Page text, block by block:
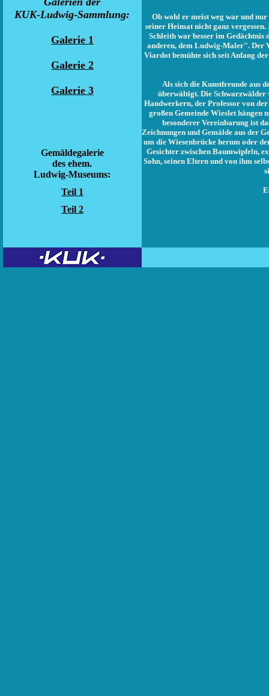
KUK-Ludwig-Sammlung:
Galerie 1
Galerie 2
Galerie 3
Gemäldegalerie
des ehem.
Ludwig-Museums:
Teil 1
Teil 2
Ob wohl er meist weg war und
seiner Heimat nicht ganz
Schleith war besser im
anderen, dem Ludwig-Maler". Der
Viardot bemühte sich seit Anfang
Als sich die Kunstfreunde aus
überwältigt. Die Schwarzwälder
Handwerkern, der Professor von
großen Gemeinde Wieslet hängen
besonderer Vereinbarung ist
Zeichnungen und Gemälde aus der
um die Wiesenbrücke herum oder
Gesichter zwischen Baumwipfeln,
Sohn, seinen Eltern und von ihm